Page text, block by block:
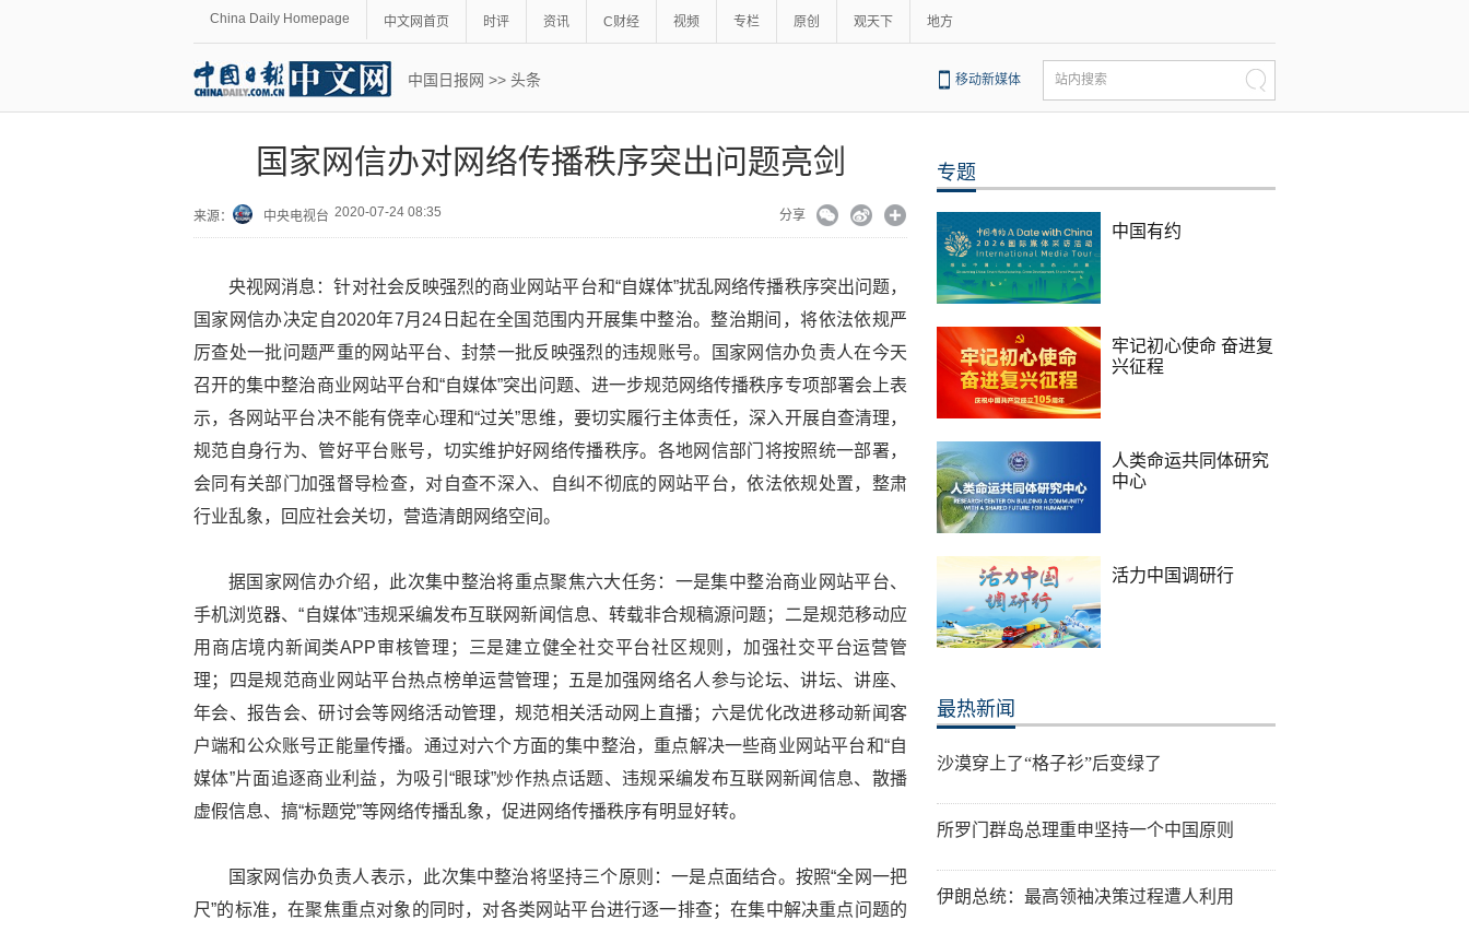
China Daily Homepage 中文网首页 时评 资讯 C财经 视频 专栏 原创 观天下 地方
中国日报网 >> 头条 移动新媒体 站内搜索
国家网信办对网络传播秩序突出问题亮剑
来源： 中央电视台 2020-07-24 08:35 分享
央视网消息：针对社会反映强烈的商业网站平台和“自媒体”扰乱网络传播秩序突出问题，
国家网信办决定自2020年7月24日起在全国范围内开展集中整治。整治期间，将依法依规严
厉查处一批问题严重的网站平台、封禁一批反映强烈的违规账号。国家网信办负责人在今天
召开的集中整治商业网站平台和“自媒体”突出问题、进一步规范网络传播秩序专项部署会上表
示，各网站平台决不能有侥幸心理和“过关”思维，要切实履行主体责任，深入开展自查清理，
规范自身行为、管好平台账号，切实维护好网络传播秩序。各地网信部门将按照统一部署，
会同有关部门加强督导检查，对自查不深入、自纠不彻底的网站平台，依法依规处置，整肃
行业乱象，回应社会关切，营造清朗网络空间。
据国家网信办介绍，此次集中整治将重点聚焦六大任务：一是集中整治商业网站平台、
手机浏览器、“自媒体”违规采编发布互联网新闻信息、转载非合规稿源问题；二是规范移动应
用商店境内新闻类APP审核管理；三是建立健全社交平台社区规则，加强社交平台运营管
理；四是规范商业网站平台热点榜单运营管理；五是加强网络名人参与论坛、讲坛、讲座、
年会、报告会、研讨会等网络活动管理，规范相关活动网上直播；六是优化改进移动新闻客
户端和公众账号正能量传播。通过对六个方面的集中整治，重点解决一些商业网站平台和“自
媒体”片面追逐商业利益，为吸引“眼球”炒作热点话题、违规采编发布互联网新闻信息、散播
虚假信息、搞“标题党”等网络传播乱象，促进网络传播秩序有明显好转。
国家网信办负责人表示，此次集中整治将坚持三个原则：一是点面结合。按照“全网一把
尺”的标准，在聚焦重点对象的同时，对各类网站平台进行逐一排查；在集中解决重点问题的
专题
中国有约
牢记初心使命 奋进复
兴征程
人类命运共同体研究
中心
活力中国调研行
最热新闻
沙漠穿上了“格子衫”后变绿了
所罗门群岛总理重申坚持一个中国原则
伊朗总统：最高领袖决策过程遭人利用